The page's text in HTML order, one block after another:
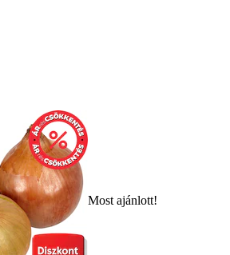
Most ajánlott!